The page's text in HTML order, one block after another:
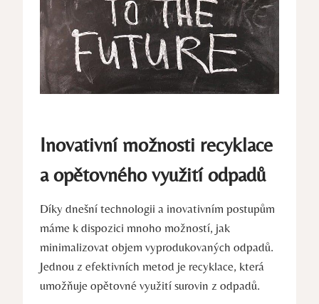
Inovativní možnosti ⁣recyklace
⁣a opětovného⁣ využití ⁢odpadů
Díky dnešní‌ technologii a⁣ inovativním postupům
⁢máme k‍ dispozici ⁢mnoho možností, jak
minimalizovat objem vyprodukovaných odpadů.
Jednou⁢ z efektivních metod je recyklace, která
umožňuje opětovné využití surovin⁢ z odpadů.